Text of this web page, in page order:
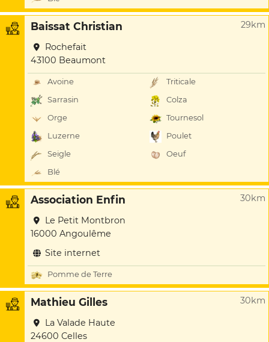
Baissat Christian 29km
Rochefait
43100 Beaumont
Avoine
Triticale
Sarrasin
Colza
Orge
Tournesol
Luzerne
Poulet
Seigle
Oeuf
Blé
Association Enfin 30km
Le Petit Montbron
16000 Angoulême
Site internet
Pomme de Terre
Mathieu Gilles 30km
La Valade Haute
24600 Celles